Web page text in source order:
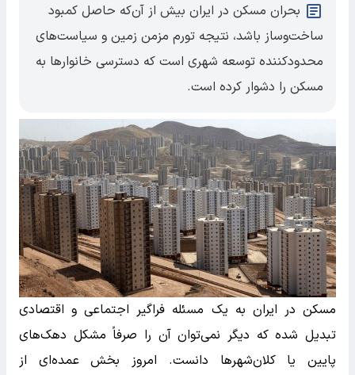
بحران مسکن در ایران بیش از آن‌که حاصل کمبود
ساخت‌وساز باشد، نتیجه تورم مزمن زمین و سیاست‌های
محدودکننده توسعه شهری است که دسترسی خانوارها به
مسکن را دشوار کرده است.
مسکن در ایران به یک مسئله فراگیر اجتماعی و اقتصادی
تبدیل شده که دیگر نمی‌توان آن را صرفاً مشکل دهک‌های
پایین یا کلان‌شهرها دانست. امروز بخش عمده‌ای از